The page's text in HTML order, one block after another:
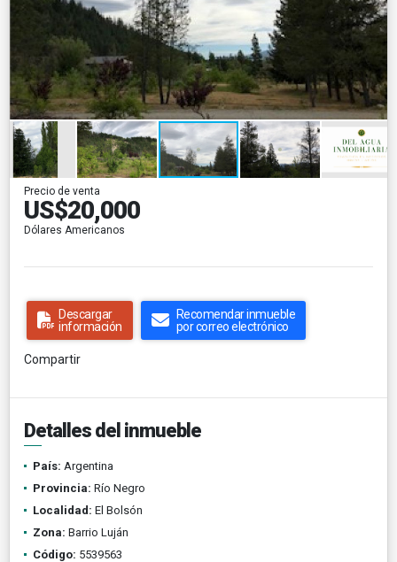
Precio de venta
US$20,000
Dólares Americanos
Descargar
información
Recomendar inmueble
por correo electrónico
Compartir
Detalles del inmueble
País: Argentina
Provincia: Río Negro
Localidad: El Bolsón
Zona: Barrio Luján
Código: 5539563